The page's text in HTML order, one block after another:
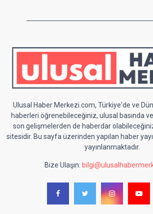
Ulusal Haber Merkezi.com, Türkiye'de ve
haberleri öğrenebileceğiniz, ulusal basında
son gelişmelerden de haberdar
sitesidir. Bu sayfa üzerinden yapılan haber
yayınlanmaktadır.
Bize Ulaşın: